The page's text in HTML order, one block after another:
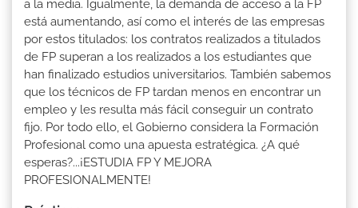
a la media. Igualmente, la demanda de acceso a la FP
está aumentando, así como el interés de las empresas
por estos titulados: los contratos realizados a titulados
de FP superan a los realizados a los estudiantes que
han finalizado estudios universitarios. También sabemos
que los técnicos de FP tardan menos en encontrar un
empleo y les resulta más fácil conseguir un contrato
fijo. Por todo ello, el Gobierno considera la Formación
Profesional como una apuesta estratégica. ¿A qué
esperas?...¡ESTUDIA FP Y MEJORA
PROFESIONALMENTE!